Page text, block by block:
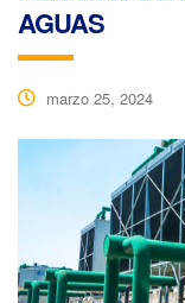
AGUAS
marzo 25, 2024